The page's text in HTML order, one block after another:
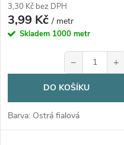
3,30 Kč bez DPH
3,99 Kč/ metr
Skladem 1000 metr
− +
DO KOŠÍKU
Barva: Ostrá fialová